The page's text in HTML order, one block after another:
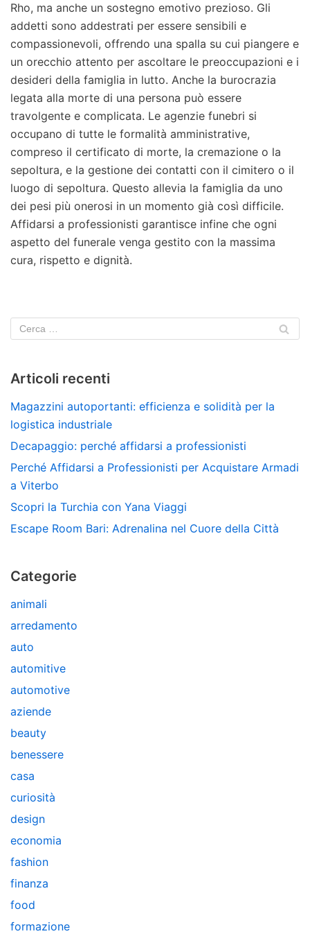
Rho, ma anche un sostegno emotivo prezioso. Gli
addetti sono addestrati per essere sensibili e
compassionevoli, offrendo una spalla su cui piangere e
un orecchio attento per ascoltare le preoccupazioni e i
desideri della famiglia in lutto. Anche la burocrazia
legata alla morte di una persona può essere
travolgente e complicata. Le agenzie funebri si
occupano di tutte le formalità amministrative,
compreso il certificato di morte, la cremazione o la
sepoltura, e la gestione dei contatti con il cimitero o il
luogo di sepoltura. Questo allevia la famiglia da uno
dei pesi più onerosi in un momento già così difficile.
Affidarsi a professionisti garantisce infine che ogni
aspetto del funerale venga gestito con la massima
cura, rispetto e dignità.
Articoli recenti
Magazzini autoportanti: efficienza e solidità per la
logistica industriale
Decapaggio: perché affidarsi a professionisti
Perché Affidarsi a Professionisti per Acquistare Armadi
a Viterbo
Scopri la Turchia con Yana Viaggi
Escape Room Bari: Adrenalina nel Cuore della Città
Categorie
animali
arredamento
auto
automitive
automotive
aziende
beauty
benessere
casa
curiosità
design
economia
fashion
finanza
food
formazione